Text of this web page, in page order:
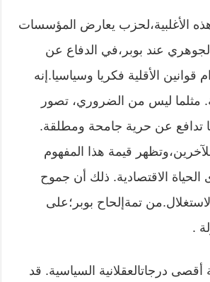
الأغلبية،لحزب يعارض المؤسسات
الجوهري عند بوبر،في الدفاع عن
قوانين الأقلية فكريا وسياسيا.إنه
مثلما ليس من الضروري، تصور
تدافع عن حرية جامحة ومطلقة.
قيمة هذا المفهوم
الاقتصادية. ذلك أن جموح
الاستغلال.من تمةإلحاح بوبر؛على
.
درجاتالعقلانية السياسية. قد